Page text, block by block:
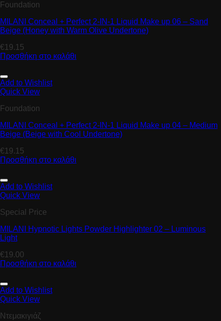
Foundation
MILANI Conceal + Perfect 2-IN-1 Liquid Make up 06 – Sand
Beige (Honey with Warm Olive Undertone)
€19.15
Προσθήκη στο καλάθι
Add to Wishlist
Quick View
Foundation
MILANI Conceal + Perfect 2-IN-1 Liquid Make up 04 – Medium
Beige (Beige with Cool Undertone)
€19.15
Προσθήκη στο καλάθι
Add to Wishlist
Quick View
Special Price
MILANI Hypnotic Lights Powder Highlighter 02 – Luminous
Light
€19.00
Προσθήκη στο καλάθι
Add to Wishlist
Quick View
Ντεμακιγιάζ